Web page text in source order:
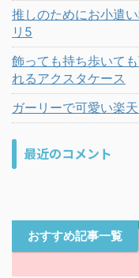
推しのためにお小遣
リ5
飾っても持ち歩いて
れるアクスタケース
ガーリーで可愛い楽
最近のコメント
おすすめ記事一覧